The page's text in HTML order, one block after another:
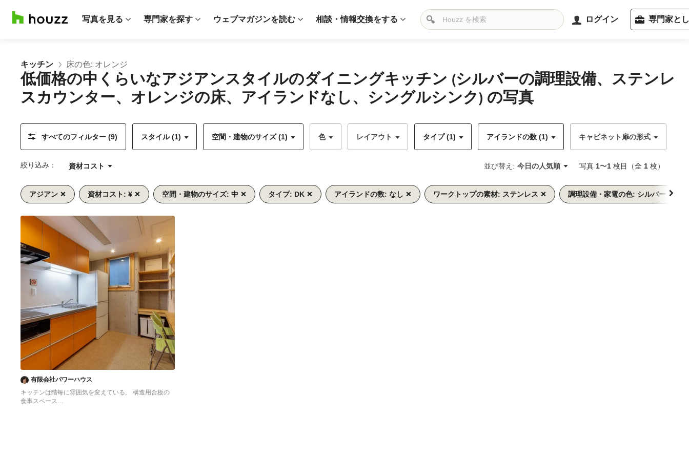
写真を見る 専門家を探す ウェブマガジンを読む 相談・情報交換をする ログイン 専門家と
キッチン 床の色: オレンジ
低価格の中くらいなアジアンスタイルのダイニングキッチン (シルバーの調理設備、ステンレ
スカウンター、オレンジの床、アイランドなし、シングルシンク) の写真
すべてのフィルター (9) スタイル (1) 空間・建物のサイズ (1) 色 レイアウト タイプ (1) アイランドの数 (1) キャビネット扉の形式
絞り込み： 資材コスト 並び替え: 今日の人気順 写真 1〜1 枚目（全 1 枚）
アジアン 資材コスト: ¥ 空間・建物のサイズ: 中 タイプ: DK アイランドの数: なし ワークトップの素材: ステンレス
調理設備・家電の色: シルバー
へ
へ
有限会社パワーハウス
キッチンは階毎に雰囲気を変えている。 構造用合板の
食事スペース